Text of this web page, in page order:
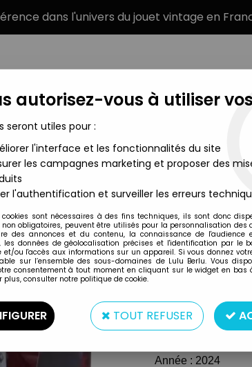
dans l'univers du jouet vintage en
MARQUES TYPE DE PRODUIT
MOTU Masterverse 17cm Les Maitres de
Mattel
LES
MOTION
Type : Figurine
Matière : Plastique
Année : 2024
autorisez-vous à utiliser
seront utiles pour :
l'interface et les fonctionnalités du site
les campagnes marketing et proposer des
l'authentification et surveiller les erreurs
cookies sont nécessaires à des fins techniques, ils sont donc
non obligatoires, peuvent être utilisés pour la personnalisation des
des annonces et du contenu, la connaissance de l'audience
les données de géolocalisation précises et l'identification par le
et/ou l'accès aux informations sur un appareil. Si vous donnez
sur l’ensemble des sous-domaines de Lulu Berlu. Vous
consentement à tout moment en cliquant sur le widget en bas
plus, consulter notre politique de cookie.
TOUT REFUSER